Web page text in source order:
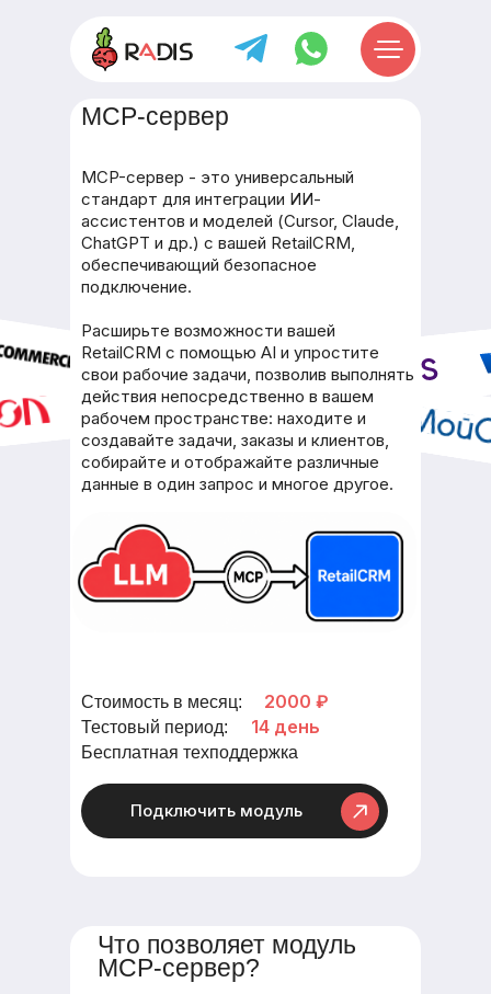
MCP-сервер
MCP-сервер - это универсальный
стандарт для интеграции ИИ-
ассистентов и моделей (Cursor, Claude,
ChatGPT и др.) с вашей RetailCRM,
обеспечивающий безопасное
подключение.
Расширьте возможности вашей
RetailCRM с помощью AI и упростите
свои рабочие задачи, позволив выполнять
действия непосредственно в вашем
рабочем пространстве: находите и
создавайте задачи, заказы и клиентов,
собирайте и отображайте различные
данные в один запрос и многое другое.
Подключить модуль
Стоимость в месяц:
Тестовый период:
Бесплатная техподдержка
14 день
2000 ₽
Что позволяет модуль
MCP-сервер?